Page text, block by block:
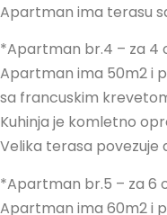
Apartman ima terasu
*Apartman br.4 – za 4
Apartman ima 50m2 i
sa francuskim
Kuhinja je komletno
Velika terasa povezuje
*Apartman br.5 – za 6
Apartman ima 60m2 i